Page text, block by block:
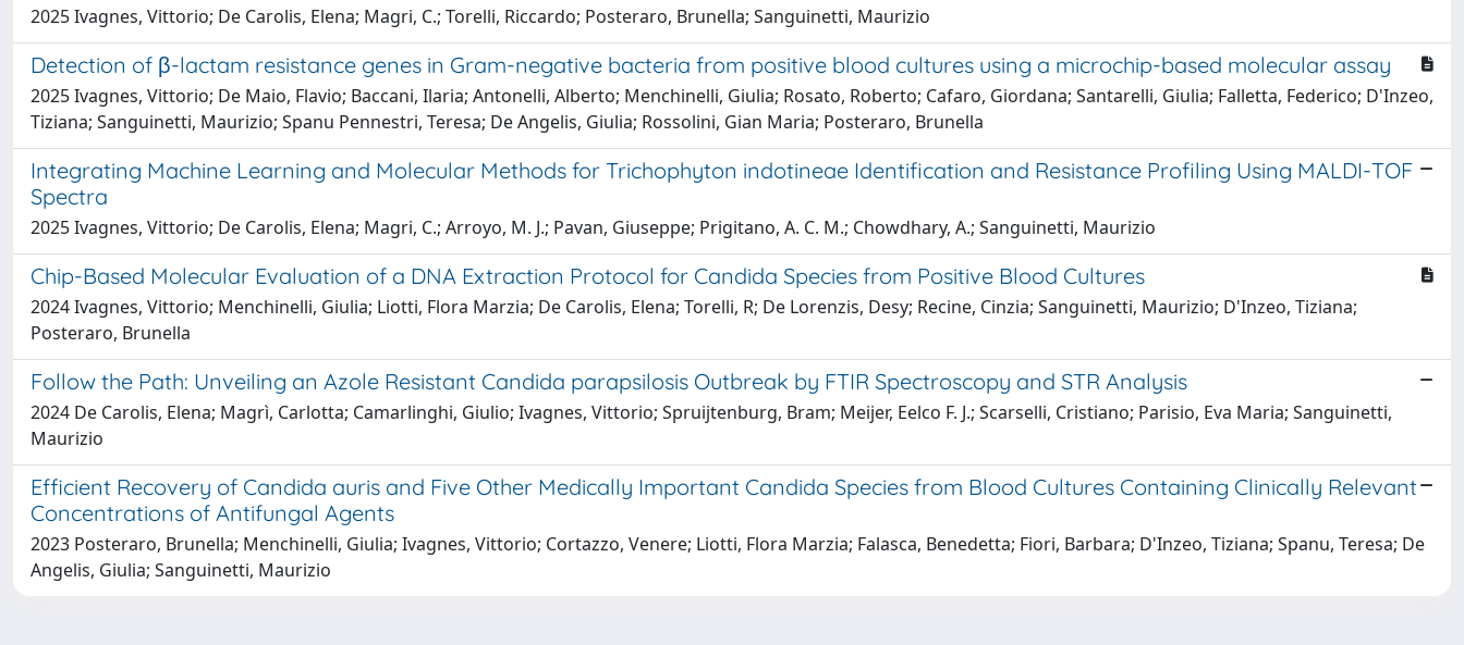
2025 Ivagnes, Vittorio; De Carolis, Elena; Magri, C.; Torelli, Riccardo; Posteraro, Brunella; Sanguinetti, Maurizio
Detection of β-lactam resistance genes in Gram-negative bacteria from positive blood cultures using a microchip-based molecular assay
2025 Ivagnes, Vittorio; De Maio, Flavio; Baccani, Ilaria; Antonelli, Alberto; Menchinelli, Giulia; Rosato, Roberto; Cafaro, Giordana; Santarelli, Giulia; Falletta, Federico; D'Inzeo,
Tiziana; Sanguinetti, Maurizio; Spanu Pennestri, Teresa; De Angelis, Giulia; Rossolini, Gian Maria; Posteraro, Brunella
Integrating Machine Learning and Molecular Methods for Trichophyton indotineae Identification and Resistance Profiling Using MALDI-TOF
Spectra
2025 Ivagnes, Vittorio; De Carolis, Elena; Magri, C.; Arroyo, M. J.; Pavan, Giuseppe; Prigitano, A. C. M.; Chowdhary, A.; Sanguinetti, Maurizio
Chip-Based Molecular Evaluation of a DNA Extraction Protocol for Candida Species from Positive Blood Cultures
2024 Ivagnes, Vittorio; Menchinelli, Giulia; Liotti, Flora Marzia; De Carolis, Elena; Torelli, R; De Lorenzis, Desy; Recine, Cinzia; Sanguinetti, Maurizio; D'Inzeo, Tiziana;
Posteraro, Brunella
Follow the Path: Unveiling an Azole Resistant Candida parapsilosis Outbreak by FTIR Spectroscopy and STR Analysis
2024 De Carolis, Elena; Magrì, Carlotta; Camarlinghi, Giulio; Ivagnes, Vittorio; Spruijtenburg, Bram; Meijer, Eelco F. J.; Scarselli, Cristiano; Parisio, Eva Maria; Sanguinetti,
Maurizio
Efficient Recovery of Candida auris and Five Other Medically Important Candida Species from Blood Cultures Containing Clinically Relevant
Concentrations of Antifungal Agents
2023 Posteraro, Brunella; Menchinelli, Giulia; Ivagnes, Vittorio; Cortazzo, Venere; Liotti, Flora Marzia; Falasca, Benedetta; Fiori, Barbara; D'Inzeo, Tiziana; Spanu, Teresa; De
Angelis, Giulia; Sanguinetti, Maurizio